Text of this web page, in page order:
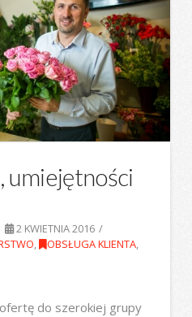
umiejętności
2 KWIETNIA 2016
, OBSŁUGA KLIENTA,
do szerokiej grupy